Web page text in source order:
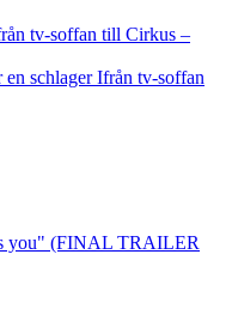
tv-soffan till Cirkus –
en schlager Ifrån tv-soffan
you" (FINAL TRAILER